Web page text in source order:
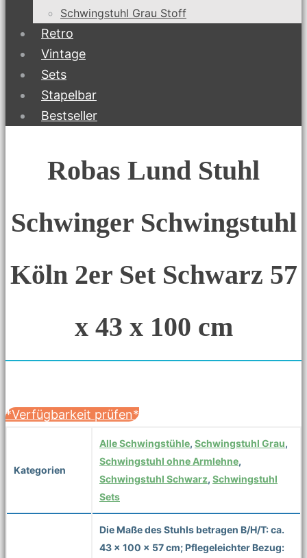
Schwingstuhl Grau Stoff
Retro
Vintage
Sets
Stapelbar
Bestseller
Robas Lund Stuhl
Schwinger Schwingstuhl
Köln 2er Set Schwarz 57
x 43 x 100 cm
*Verfügbarkeit prüfen*
Kategorien
Alle Schwingstühle, Schwingstuhl Grau,
Schwingstuhl ohne Armlehne,
Schwingstuhl Schwarz, Schwingstuhl
Sets
Die Maße des Stuhls betragen B/H/T: ca.
43 x 100 x 57 cm; Pflegeleichter Bezug: